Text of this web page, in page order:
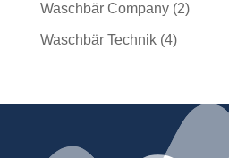
Waschbär Company(2)
Waschbär Technik(4)